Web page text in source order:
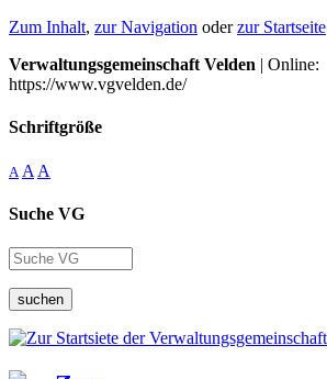
Zum Inhalt, zur Navigation oderzur Startseite
Verwaltungsgemeinschaft Velden | Online:
https://www.vgvelden.de/
Schriftgröße
A A A
Suche VG
suchen